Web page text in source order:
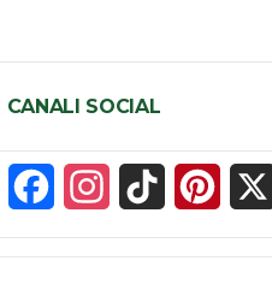
CANALI SOCIAL
a
n
i
i